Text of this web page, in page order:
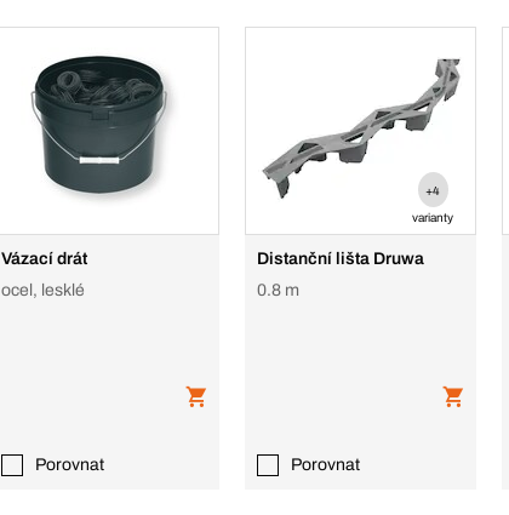
Vázací drát
ocel, lesklé
Porovnat
+4
varianty
Distanční lišta Druwa
0.8 m
Porovnat